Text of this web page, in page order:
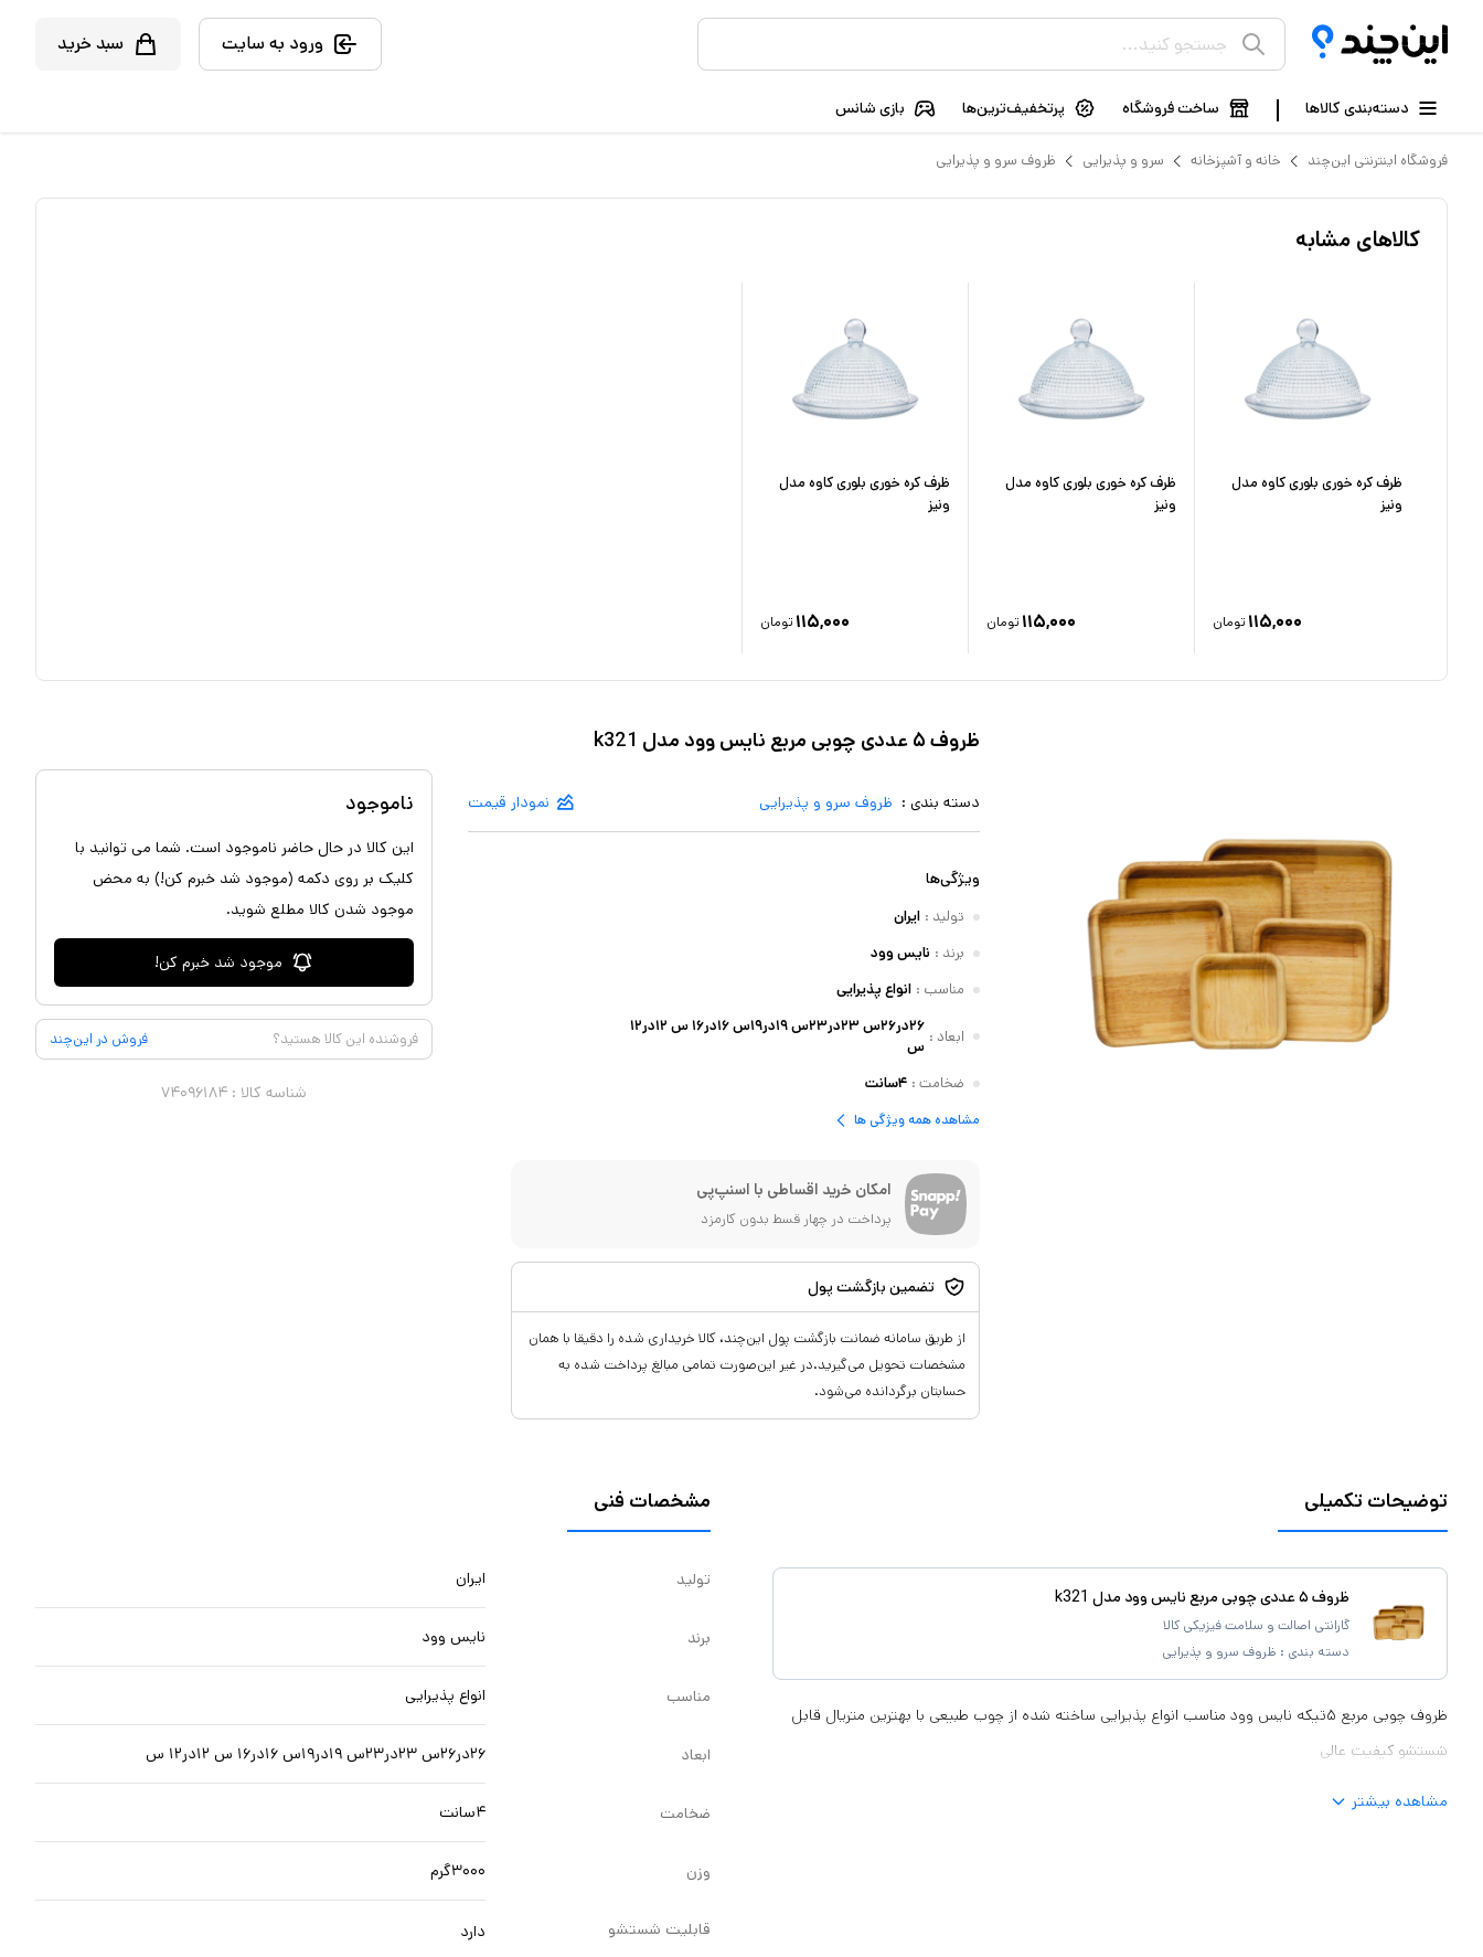
ورود به سایت سبد خرید
دسته‌بندی کالاها ساخت فروشگاه پرتخفیف‌ترین‌ها بازی شانس
فروشگاه اینترنتی این‌چند خانه و آشپزخانه سرو و پذیرایی ظروف سرو و پذیرایی
کالاهای مشابه
ظرف کره خوری بلوری کاوه مدل
ونیز
۱۱۵,۰۰۰ تومان
ظرف کره خوری بلوری کاوه مدل
ونیز
۱۱۵,۰۰۰ تومان
ظرف کره خوری بلوری کاوه مدل
ونیز
۱۱۵,۰۰۰ تومان
ظروف ۵ عددی چوبی مربع نایس وود مدل k321
دسته بندی : ظروف سرو و پذیرایی نمودار قیمت
ویژگی‌ها
تولید : ایران
برند : نایس وود
مناسب : انواع پذیرایی
ابعاد :
۲۶در۲۶س ۲۳در۲۳س ۱۹در۱۹س ۱۶در۱۶ س ۱۲در۱۲
س
ضخامت : ۴سانت
مشاهده همه ویژگی ها
امکان خرید اقساطی با اسنپ‌پی
پرداخت در چهار قسط بدون کارمزد
تضمین بازگشت پول
از طریق سامانه ضمانت بازگشت پول این‌چند، کالا خریداری شده را دقیقا با همان
مشخصات تحویل می‌گیرید.در غیر این‌صورت تمامی مبالغ پرداخت شده به
حسابتان برگردانده می‌شود.
ناموجود
این کالا در حال حاضر ناموجود است. شما می توانید با
کلیک بر روی دکمه (موجود شد خبرم کن!) به محض
موجود شدن کالا مطلع شوید.
موجود شد خبرم کن!
فروشنده این کالا هستید؟ فروش در این‌چند
شناسه کالا : ۷۴۰۹۶۱۸۴
توضیحات تکمیلی
ظروف ۵ عددی چوبی مربع نایس وود مدل k321
گارانتی اصالت و سلامت فیزیکی کالا
دسته بندی : ظروف سرو و پذیرایی
ظروف چوبی مربع ۵تیکه نایس وود مناسب انواع پذیرایی ساخته شده از چوب طبیعی با بهترین متریال قابل
شستشو کیفیت عالی
مشاهده بیشتر
مشخصات فنی
تولید ایران
برند نایس وود
مناسب انواع پذیرایی
ابعاد ۲۶در۲۶س ۲۳در۲۳س ۱۹در۱۹س ۱۶در۱۶ س ۱۲در۱۲ س
ضخامت ۴سانت
وزن ۳۰۰۰گرم
قابلیت شستشو دارد